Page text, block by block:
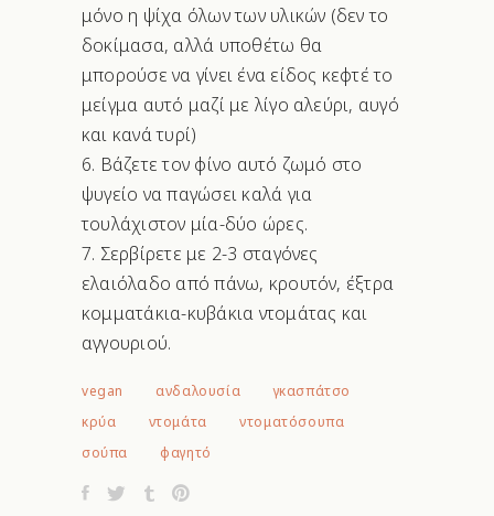
μόνο η ψίχα όλων των υλικών (δεν το
δοκίμασα, αλλά υποθέτω θα
μπορούσε να γίνει ένα είδος κεφτέ το
μείγμα αυτό μαζί με λίγο αλεύρι, αυγό
και κανά τυρί)
Βάζετε τον φίνο αυτό ζωμό στο
ψυγείο να παγώσει καλά για
τουλάχιστον μία-δύο ώρες.
Σερβίρετε με 2-3 σταγόνες
ελαιόλαδο από πάνω, κρουτόν, έξτρα
κομματάκια-κυβάκια ντομάτας και
αγγουριού.
vegan ανδαλουσία
γκασπάτσο
κρύα
ντομάτα
ντοματόσουπα
σούπα
φαγητό